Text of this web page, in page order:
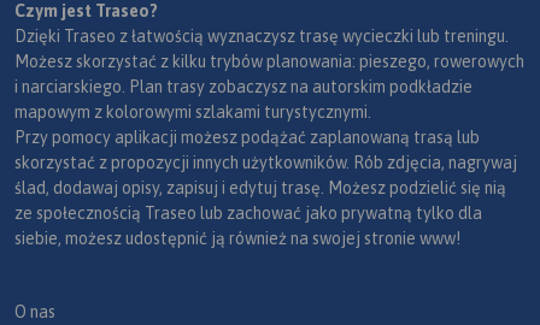
Czym jest Traseo?
Dzięki Traseo z łatwością wyznaczysz trasę wycieczki lub treningu.
Możesz skorzystać z kilku trybów planowania: pieszego, rowerowych
i narciarskiego. Plan trasy zobaczysz na autorskim podkładzie
mapowym z kolorowymi szlakami turystycznymi.
Przy pomocy aplikacji możesz podążać zaplanowaną trasą lub
skorzystać z propozycji innych użytkowników. Rób zdjęcia, nagrywaj
ślad, dodawaj opisy, zapisuj i edytuj trasę. Możesz podzielić się nią
ze społecznością Traseo lub zachować jako prywatną tylko dla
siebie, możesz udostępnić ją również na swojej stronie www!
O nas